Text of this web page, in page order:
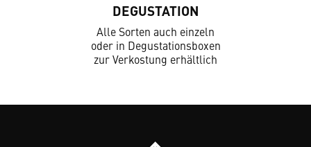
DEGUSTATION
Alle Sorten auch einzeln
oder in Degustationsboxen
zur Verkostung erhältlich